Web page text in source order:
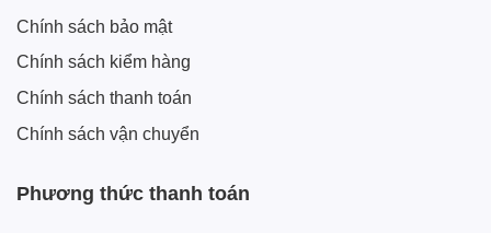
Chính sách bảo mật
Chính sách kiểm hàng
Chính sách thanh toán
Chính sách vận chuyển
Phương thức thanh toán